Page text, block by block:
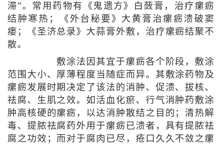
滞”。常用药物有《鬼遗方》白蔹膏，治疗瘰疬
结肿寒热；《外台秘要》大黄膏治瘰疬溃破窦
瘘；《圣济总录》大蒜膏外敷，治疗瘰疬结聚不
散。
敷涂法因其宜于瘰疬各个阶段，敷涂
范围大小、厚薄程度当随症而异。其敷涂药物及
瘰疬发展时期决定了该法的消肿、促溃、拔核、
祛腐、生肌之效。如活血化瘀、行气消肿药敷涂
肿高核硬的瘰疬，以达消肿散结之目的；清热解
毒、提脓祛腐药外用于瘰疬已溃者，具有提脓祛
腐之功效；而对于腐肉已尽，疮口久久不敛之瘰